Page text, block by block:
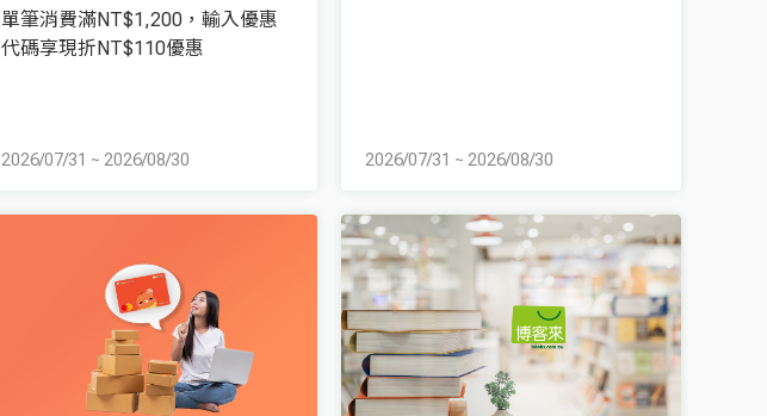
單筆消費滿NT$1,200，輸入優惠
代碼享現折NT$110優惠
2026/07/31 ~ 2026/08/30 2026/07/31 ~ 2026/08/30